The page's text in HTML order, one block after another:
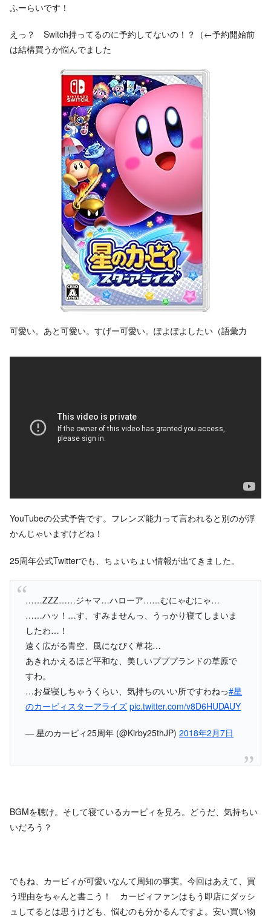
ふーらいです！
えっ？ Switch持ってるのに予約してないの！？（←予約開始前
は結構買うか悩んでました
可愛い。あと可愛い。すげー可愛い。ぽよぽよしたい（語彙力
YouTubeの公式予告です。フレンズ能力って言われると別のが浮
かんじゃいますけどね！
25周年公式Twitterでも、ちょいちょい情報が出てきました。
……ZZZ……ジャマ…ハローア……むにゃむにゃ…
……ハッ！…す、すみませんっ、うっかり寝てしまいま
したわ…！
遠く広がる青空、風になびく草花…
あきれかえるほど平和な、美しいプププランドの草原で
すわ。
…お昼寝しちゃうくらい、気持ちのいい所ですわねっ#星
のカービィスターアライズ pic.twitter.com/v8D6HUDAUY
— 星のカービィ25周年 (@Kirby25thJP)2018年2月7日
BGMを聴け。そして寝ているカービィを見ろ。どうだ、気持ちい
いだろう？
でもね、カービィが可愛いなんて周知の事実。今回はあえて、買
う理由をちゃんと書こう！ カービィファンはもう即店にダッシ
ュしてるとは思うけども、悩むのも分かるんですよ。安い買い物